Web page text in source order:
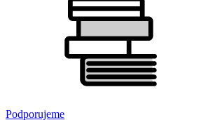
Podporujeme